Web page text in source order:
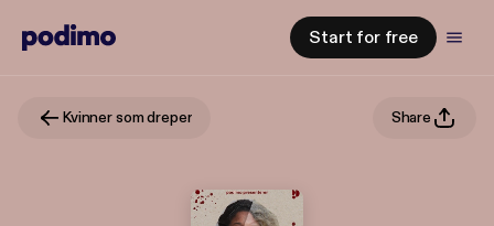
Start for free
Kvinner som dreper Share